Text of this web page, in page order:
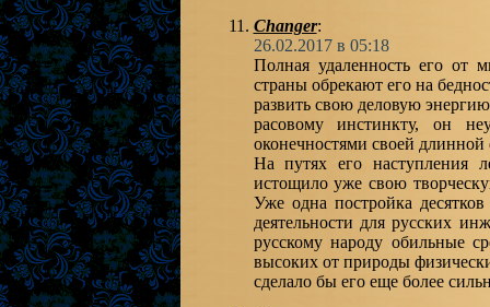
Changer:
26.02.2017 в 05:18
Полная удаленность его от
страны обрекают его на
развить свою деловую
расовому инстинкту, он
оконечностями своей
На путях его наступления
истощило уже свою
Уже одна постройка
деятельности для русских
русскому народу обильные
высоких от природы
сделало бы его еще более